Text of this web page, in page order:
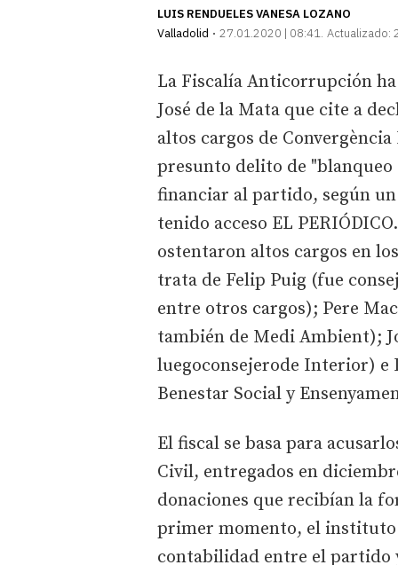
LUIS RENDUELES VANESA LOZANO
Valladolid
27.01.2020 | 08:41 Actualizado:
La Fiscalía Anticorrupción
José de la Mata que cite a
altos cargos de
presunto delito de
financiar al partido, según
tenido acceso EL
ostentaron altos cargos en
trata de Felip Puig (fue
entre otros cargos); Pere
también de Medi Ambient);
luegoconsejerode Interior) e
Benestar Social y
El fiscal se basa para
Civil, entregados en
donaciones que recibían la
primer momento, el instituto
contabilidad entre el partido